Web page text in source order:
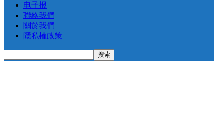
电子报
聯絡我們
關於我們
隱私權政策